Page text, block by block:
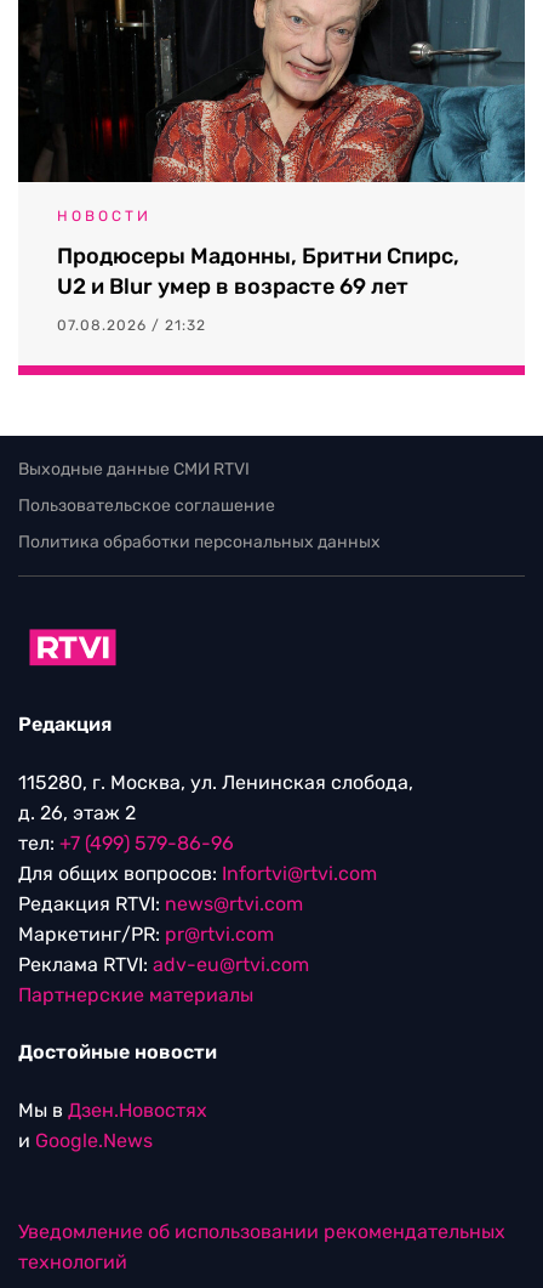
НОВОСТИ
Продюсеры Мадонны, Бритни Спирс,
U2 и Blur умер в возрасте 69 лет
07.08.2026 / 21:32
Выходные данные СМИ RTVI
Пользовательское соглашение
Политика обработки персональных данных
Редакция
115280, г. Москва, ул. Ленинская слобода,
д. 26, этаж 2
тел: +7 (499) 579-86-96
Для общих вопросов: Infortvi@rtvi.com
Редакция RTVI: news@rtvi.com
Маркетинг/PR: pr@rtvi.com
Реклама RTVI: adv-eu@rtvi.com
Партнерские материалы
Достойные новости
Мы в Дзен.Новостях
и Google.News
Уведомление об использовании рекомендательных
технологий